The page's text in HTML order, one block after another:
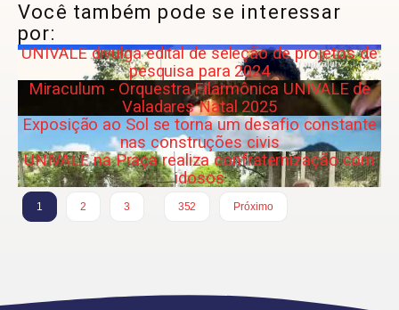
Você também pode se interessar
por:
UNIVALE divulga edital de seleção de projetos de
pesquisa para 2024
Miraculum - Orquestra Filarmônica UNIVALE de
Valadares Natal 2025
Exposição ao Sol se torna um desafio constante
nas construções civis
UNIVALE na Praça realiza confraternização com
idosos
1 2 3
352
Próximo